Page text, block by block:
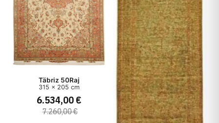
Täbriz 50Raj
315 x 205 cm
6.534,00 €
7.260,00 €